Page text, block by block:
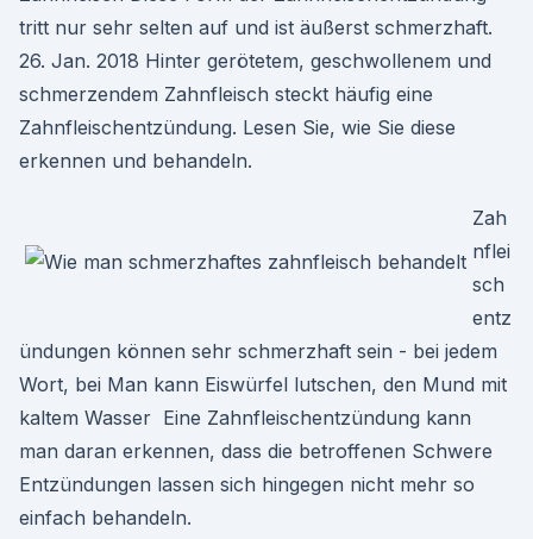
tritt nur sehr selten auf und ist äußerst schmerzhaft.
26. Jan. 2018 Hinter gerötetem, geschwollenem und
schmerzendem Zahnfleisch steckt häufig eine
Zahnfleischentzündung. Lesen Sie, wie Sie diese
erkennen und behandeln.
Zah
nflei
sch
entz
ündungen können sehr schmerzhaft sein - bei jedem
Wort, bei Man kann Eiswürfel lutschen, den Mund mit
kaltem Wasser Eine Zahnfleischentzündung kann
man daran erkennen, dass die betroffenen Schwere
Entzündungen lassen sich hingegen nicht mehr so
einfach behandeln.